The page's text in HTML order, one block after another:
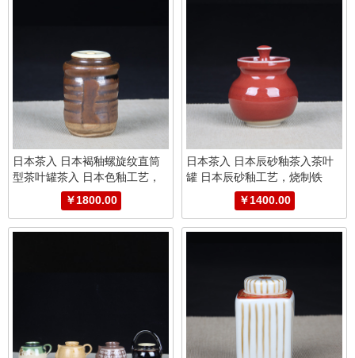
日本茶入 日本褐釉螺旋纹直筒
型茶叶罐茶入 日本色釉工艺，
釉水肥润，螺旋纹，带原装供箱
￥1800.00
日本茶入 日本辰砂釉茶入茶叶
罐 日本辰砂釉工艺，烧制铁
斑，井仓作，釉水肥润，细腻开
片，器型漂亮
￥1400.00